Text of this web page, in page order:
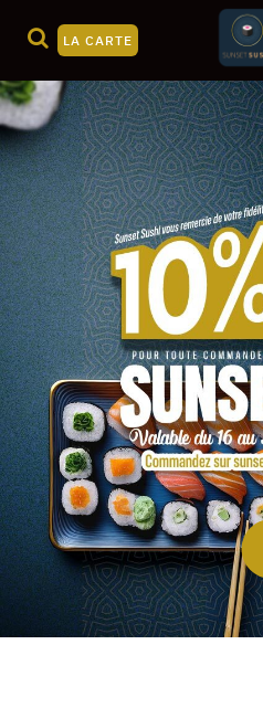
LA CARTE